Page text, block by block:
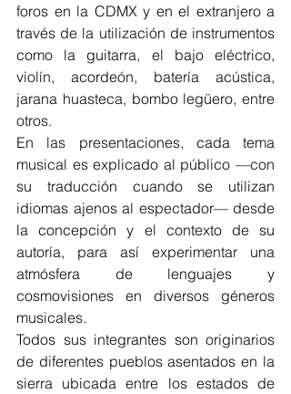
foros en la CDMX y en el extranjero a
través de la utilización de instrumentos
como la guitarra, el bajo eléctrico,
violín, acordeón, batería acústica,
jarana huasteca, bombo legüero, entre
otros.
En las presentaciones, cada tema
musical es explicado al público —con
su traducción cuando se utilizan
idiomas ajenos al espectador— desde
la concepción y el contexto de su
autoría, para así experimentar una
atmósfera de lenguajes y
cosmovisiones en diversos géneros
musicales.
Todos sus integrantes son originarios
de diferentes pueblos asentados en la
sierra ubicada entre los estados de